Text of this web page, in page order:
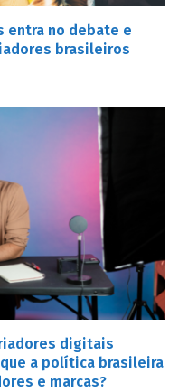
entra no debate e
brasileiros
digitais
a política brasileira
e marcas?